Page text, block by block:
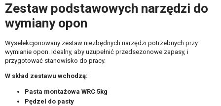
Zestaw podstawowych narzędzi do
wymiany opon
Wyselekcjonowany zestaw niezbędnych narzędzi potrzebnych przy
wymianie opon. Idealny, aby uzupełnić przedsezonowe zapasy, i
przygotować stanowisko do pracy.
W skład zestawu wchodzą:
Pasta montażowa WRC 5kg
Pędzel do pasty